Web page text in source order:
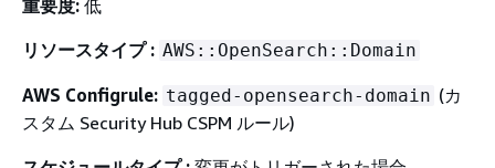
重要度: 低
リソースタイプ : AWS::OpenSearch::Domain
AWS Configrule: tagged-opensearch-domain (カ
スタム Security Hub CSPM ルール)